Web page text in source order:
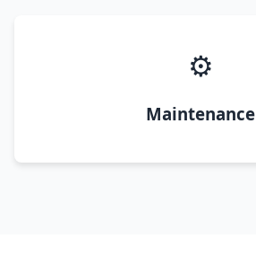
⚙️
Maintenance